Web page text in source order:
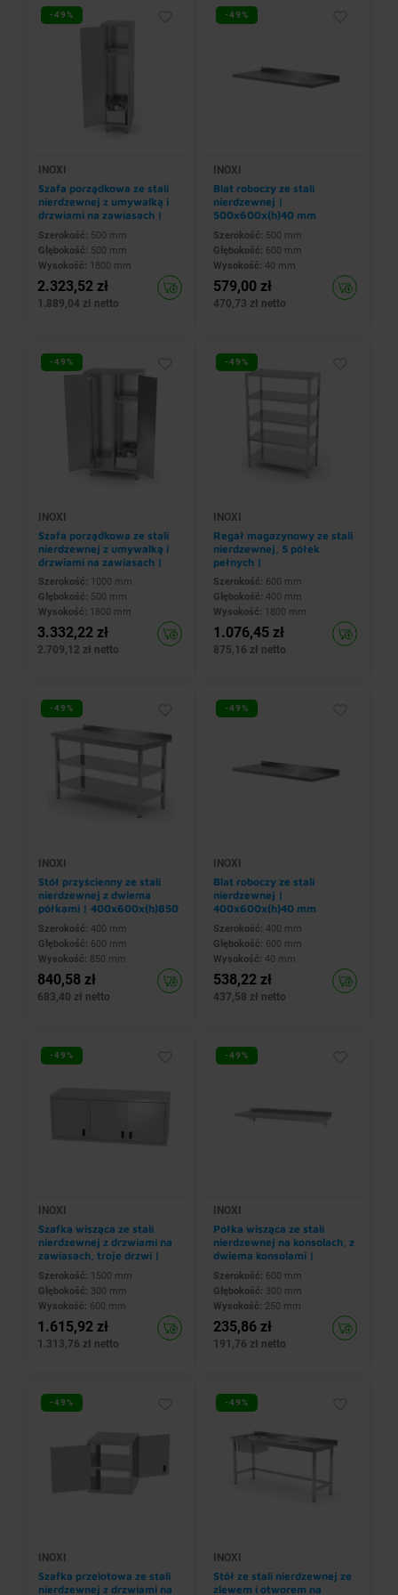
-49%
INOXI
Szafa porządkowa ze stali
nierdzewnej z umywalką i
drzwiami na zawiasach |
500x500x(h)1800 mm
Szerokość: 500 mm
Głębokość: 500 mm
Wysokość: 1800 mm
2.323,52 zł
1.889,04 zł netto
-49%
INOXI
Blat roboczy ze stali
nierdzewnej |
500x600x(h)40 mm
Szerokość: 500 mm
Głębokość: 600 mm
Wysokość: 40 mm
579,00 zł
470,73 zł netto
-49%
INOXI
Szafa porządkowa ze stali
nierdzewnej z umywalką i
drzwiami na zawiasach |
1000x500x(h)1800 mm
Szerokość: 1000 mm
Głębokość: 500 mm
Wysokość: 1800 mm
3.332,22 zł
2.709,12 zł netto
-49%
INOXI
Regał magazynowy ze stali
nierdzewnej, 5 półek
pełnych |
600x400x(h)1800 mm
Szerokość: 600 mm
Głębokość: 400 mm
Wysokość: 1800 mm
1.076,45 zł
875,16 zł netto
-49%
INOXI
Stół przyścienny ze stali
nierdzewnej z dwiema
półkami | 400x600x(h)850
Szerokość: 400 mm
Głębokość: 600 mm
Wysokość: 850 mm
840,58 zł
683,40 zł netto
-49%
INOXI
Blat roboczy ze stali
nierdzewnej |
400x600x(h)40 mm
Szerokość: 400 mm
Głębokość: 600 mm
Wysokość: 40 mm
538,22 zł
437,58 zł netto
-49%
INOXI
Szafka wisząca ze stali
nierdzewnej z drzwiami na
zawiasach, troje drzwi |
1500x300x(h)600 mm
Szerokość: 1500 mm
Głębokość: 300 mm
Wysokość: 600 mm
1.615,92 zł
1.313,76 zł netto
-49%
INOXI
Półka wisząca ze stali
nierdzewnej na konsolach, z
dwiema konsolami |
600x300x(h)250 mm
Szerokość: 600 mm
Głębokość: 300 mm
Wysokość: 250 mm
235,86 zł
191,76 zł netto
-49%
INOXI
Szafka przelotowa ze stali
nierdzewnej z drzwiami na
-49%
INOXI
Stół ze stali nierdzewnej ze
zlewem i otworem na